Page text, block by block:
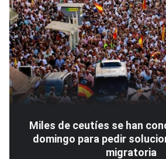
Miles de ceutíes se han
domingo para pedir
migratoria